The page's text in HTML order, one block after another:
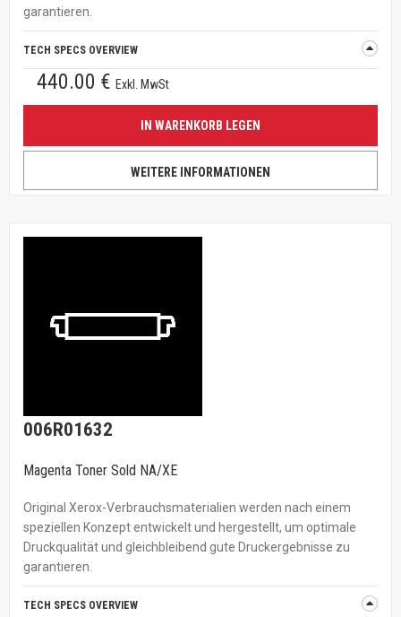
garantieren.
TECH SPECS OVERVIEW
440.00 € Exkl. MwSt
IN WARENKORB LEGEN
WEITERE INFORMATIONEN
006R01632
Magenta Toner Sold NA/XE
Original Xerox-Verbrauchsmaterialien werden nach einem
speziellen Konzept entwickelt und hergestellt, um optimale
Druckqualität und gleichbleibend gute Druckergebnisse zu
garantieren.
TECH SPECS OVERVIEW